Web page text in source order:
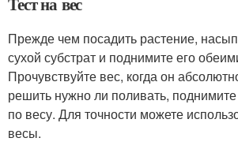
Прежде чем посадить растение,
сухой субстрат и поднимите его
Прочувствуйте вес, когда он
решить нужно ли поливать,
по весу. Для точности можете
весы.